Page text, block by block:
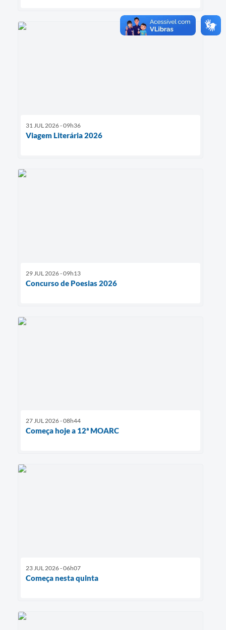
31 JUL 2026 - 09h36
Viagem Literária 2026
29 JUL 2026 - 09h13
Concurso de Poesias 2026
27 JUL 2026 - 08h44
Começa hoje a 12ª MOARC
23 JUL 2026 - 06h07
Começa nesta quinta